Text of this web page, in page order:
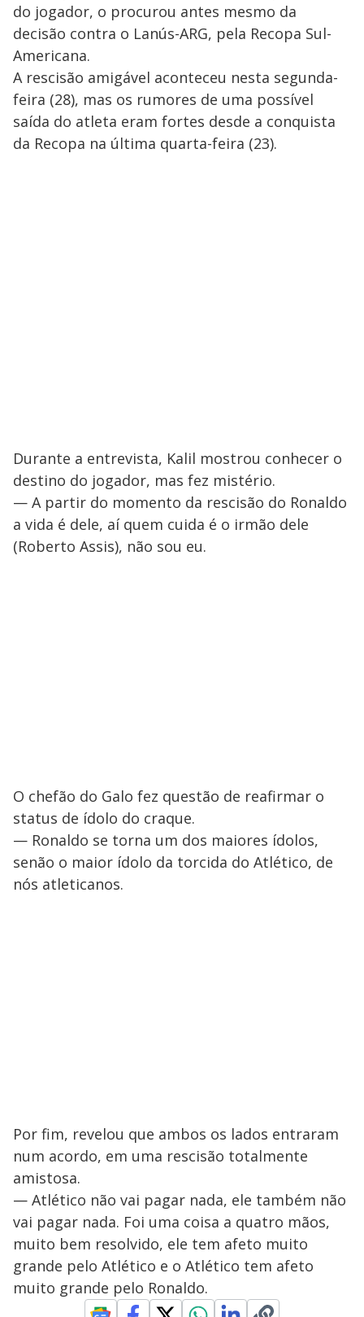
do jogador, o procurou antes mesmo da
decisão contra o Lanús-ARG, pela Recopa Sul-
Americana.
A rescisão amigável aconteceu nesta segunda-
feira (28), mas os rumores de uma possível
saída do atleta eram fortes desde a conquista
da Recopa na última quarta-feira (23).
Durante a entrevista, Kalil mostrou conhecer o
destino do jogador, mas fez mistério.
— A partir do momento da rescisão do Ronaldo
a vida é dele, aí quem cuida é o irmão dele
(Roberto Assis), não sou eu.
O chefão do Galo fez questão de reafirmar o
status de ídolo do craque.
— Ronaldo se torna um dos maiores ídolos,
senão o maior ídolo da torcida do Atlético, de
nós atleticanos.
Por fim, revelou que ambos os lados entraram
num acordo, em uma rescisão totalmente
amistosa.
— Atlético não vai pagar nada, ele também não
vai pagar nada. Foi uma coisa a quatro mãos,
muito bem resolvido, ele tem afeto muito
grande pelo Atlético e o Atlético tem afeto
muito grande pelo Ronaldo.